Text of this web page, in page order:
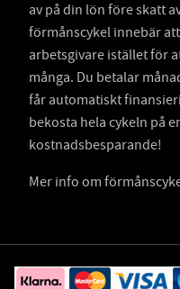
av på din lön före skatt
förmånscykel innebär
arbetsgivare istället för
många. Du betalar
får automatiskt
bekosta hela cykeln på
kostnadsbesparande!
Mer info om